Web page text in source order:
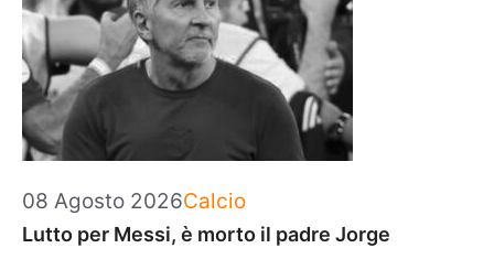
08 Agosto 2026Categorie
Calcio
Lutto per Messi, è morto il padre Jorge